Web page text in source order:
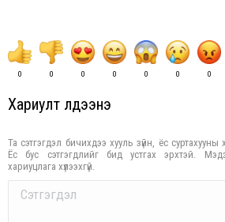
0 0 0 0 0 0 0
Хариулт үлдээнэ үү
Та сэтгэгдэл бичихдээ хууль зүйн, ёс
Ёс бус сэтгэгдлийг бид устгах эрхтэй.
хариуцлага хүлээхгүй.
Comment